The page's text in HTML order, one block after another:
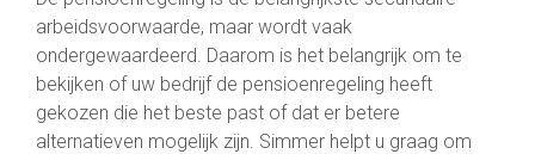
arbeidsvoorwaarde, maar wordt vaak
ondergewaardeerd. Daarom is het belangrijk om te
bekijken of uw bedrijf de pensioenregeling heeft
gekozen die het beste past of dat er betere
alternatieven mogelijk zijn. Simmer helpt u graag om